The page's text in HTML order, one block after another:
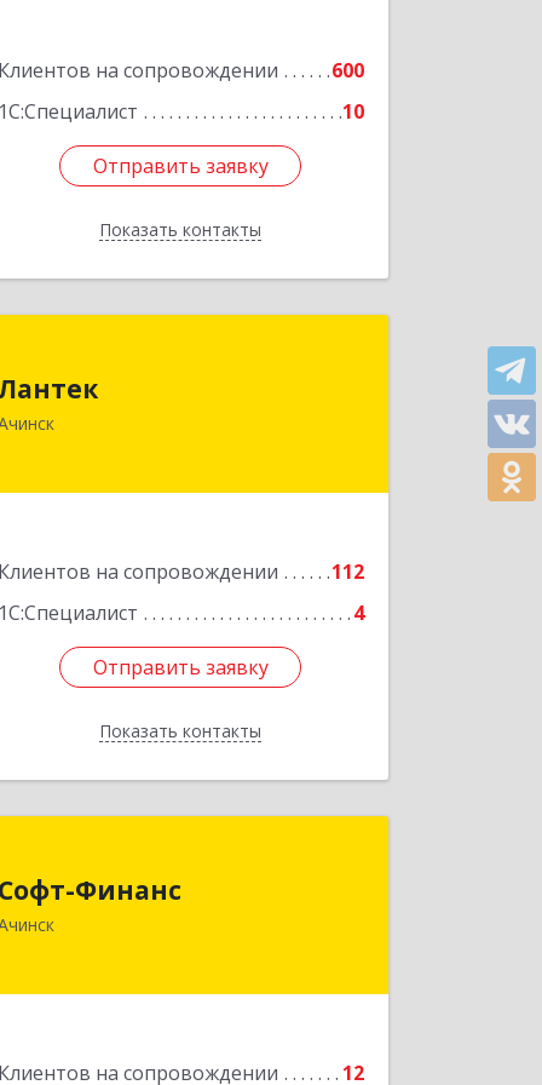
Клиентов на сопровождении
600
1С:Специалист
10
Отправить заявку
Показать контакты
Отправить заявку
Назад
Клиентов на сопровождении
112
1С:Специалист
4
Отправить заявку
Показать контакты
Подробнее
Отправить заявку
Назад
Софт-Финанс
Клиентов на сопровождении 12
662150, Красноярский край, Ачинск г,
Подробнее